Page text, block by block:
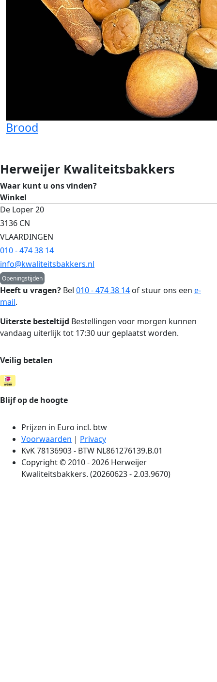
Brood
Herweijer Kwaliteitsbakkers
Waar kunt u ons vinden?
Winkel
De Loper 20
3136 CN
VLAARDINGEN
010 - 474 38 14
info@kwaliteitsbakkers.nl
Openingstijden
Heeft u vragen? Bel 010 - 474 38 14 of stuur ons een e-
mail.
Uiterste besteltijd Bestellingen voor morgen kunnen
vandaag uiterlijk tot 17:30 uur geplaatst worden.
Veilig betalen
Blijf op de hoogte
Prijzen in Euro incl. btw
Voorwaarden | Privacy
KvK 78136903 - BTW NL861276139.B.01
Copyright © 2010 - 2026 Herweijer
Kwaliteitsbakkers. (20260623 - 2.03.9670)